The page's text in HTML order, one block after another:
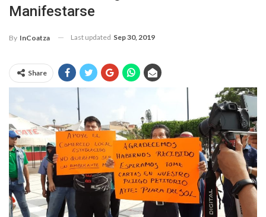
Manifestarse
By InCoatza Last updated Sep 30, 2019
Share